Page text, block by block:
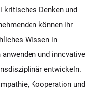
kritisches Denken und
können ihr
Wissen in
und innovative
entwickeln.
Kooperation und